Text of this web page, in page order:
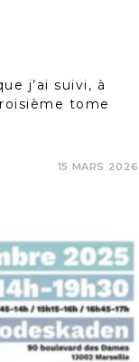
j’ai suivi, à
tome
15 MARS 2026